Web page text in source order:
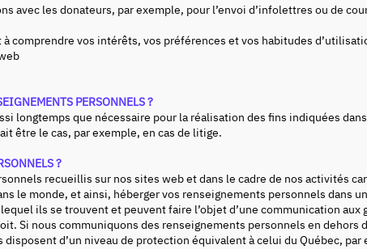
avec les donateurs, par exemple, pour l’envoi d’infolettres ou de
à comprendre vos intérêts, vos préférences et vos habitudes
PERSONNELS ?
longtemps que nécessaire pour la réalisation des fins indiquées
être le cas, par exemple, en cas de litige.
?
recueillis sur nos sites web et dans le cadre de nos activités
le monde, et ainsi, héberger vos renseignements personnels dans
ils se trouvent et peuvent faire l’objet d’une communication
Si nous communiquons des renseignements personnels en
d’un niveau de protection équivalent à celui du Québec,